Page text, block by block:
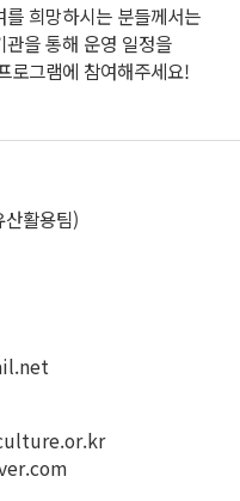
를 희망하시는 분들께서는
관을 통해 운영 일정을
로그램에 참여해주세요!
활용팀)